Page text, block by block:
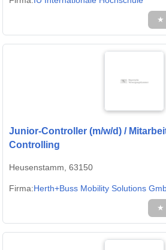
★
Junior-Controller (m/w/d) /
Controlling
Heusenstamm, 63150
Firma:Herth+Buss Mobility Solutions
★